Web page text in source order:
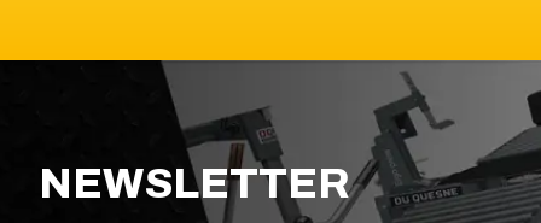
NEWSLETTER